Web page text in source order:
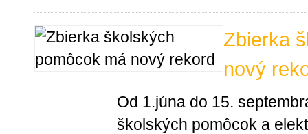
Zbierka
nový
Od 1.júna do 15.
školských pomôcok a